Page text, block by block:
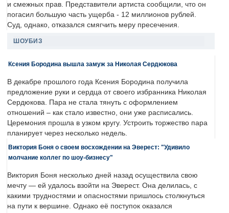
и смежных прав. Представители артиста сообщили, что он
погасил большую часть ущерба - 12 миллионов рублей.
Суд, однако, отказался смягчить меру пресечения.
ШОУБИЗ
Ксения Бородина вышла замуж за Николая Сердюкова
В декабре прошлого года Ксения Бородина получила
предложение руки и сердца от своего избранника Николая
Сердюкова. Пара не стала тянуть с оформлением
отношений – как стало известно, они уже расписались.
Церемония прошла в узком кругу. Устроить торжество пара
планирует через несколько недель.
Виктория Боня о своем восхождении на Эверест: "Удивило
молчание коллег по шоу-бизнесу"
Виктория Боня несколько дней назад осуществила свою
мечту — ей удалось взойти на Эверест. Она делилась, с
какими трудностями и опасностями пришлось столкнуться
на пути к вершине. Однако её поступок оказался